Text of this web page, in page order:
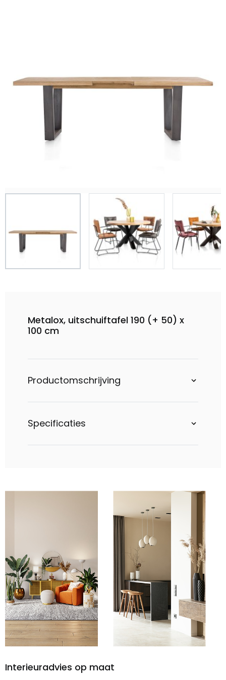
Metalox, uitschuiftafel 190 (+ 50) x
100 cm
Productomschrijving
Specificaties
Interieuradvies op maat